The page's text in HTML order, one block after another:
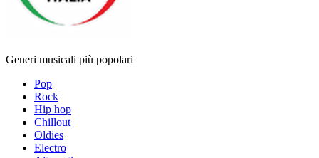
Generi musicali più popolari
Pop
Rock
Hip hop
Chillout
Oldies
Electro